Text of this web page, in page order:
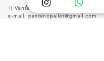
1) Ventas:
🙋🏼‍♀️Wtsap: +56 9 6857
e-mail: pantanopallet@gmail.com